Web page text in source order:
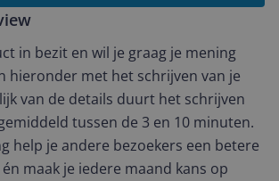
in bezit en wil je graag je mening
hieronder met het schrijven van je
van de details duurt het schrijven
tussen de 3 en 10 minuten.
help je andere bezoekers een betere
maak je iedere maand kans op